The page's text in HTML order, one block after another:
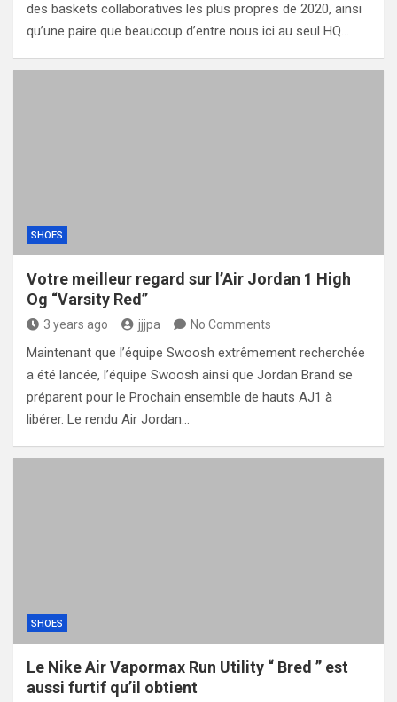
des baskets collaboratives les plus propres de 2020, ainsi
qu’une paire que beaucoup d’entre nous ici au seul HQ…
SHOES
Votre meilleur regard sur l’Air Jordan 1 High
Og “Varsity Red”
3 years ago jjjpa No Comments
Maintenant que l’équipe Swoosh extrêmement recherchée
a été lancée, l’équipe Swoosh ainsi que Jordan Brand se
préparent pour le Prochain ensemble de hauts AJ1 à
libérer. Le rendu Air Jordan…
SHOES
Le Nike Air Vapormax Run Utility “ Bred ” est
aussi furtif qu’il obtient